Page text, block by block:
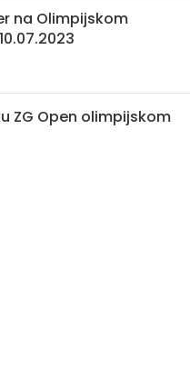
na Olimpijskom
ZG Open olimpijskom